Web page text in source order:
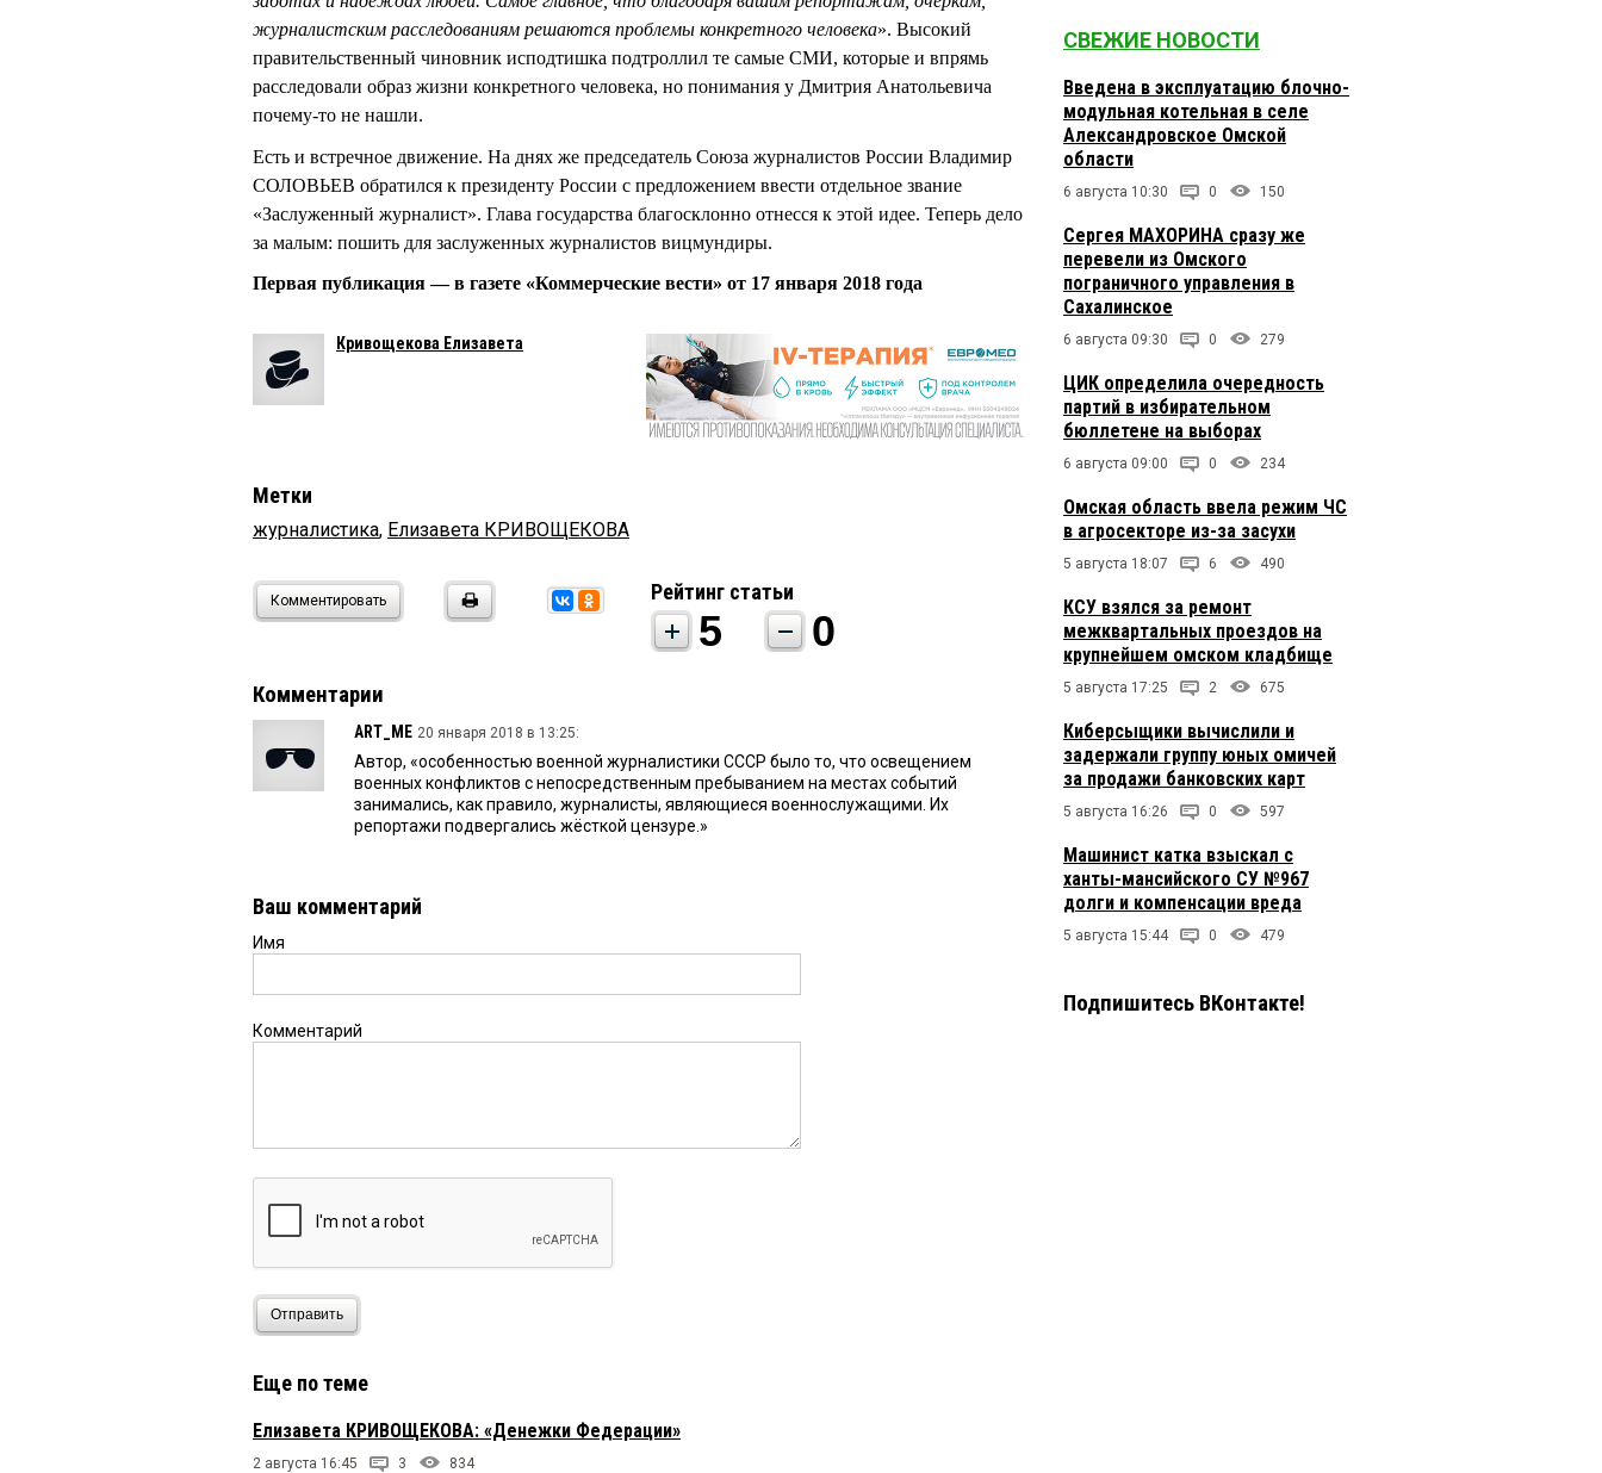
журналистским расследованиям решаются проблемы конкретного человека». Высокий
правительственный чиновник исподтишка подтроллил те самые СМИ, которые и впрямь
расследовали образ жизни конкретного человека, но понимания у Дмитрия Анатольевича
почему-то не нашли.
Есть и встречное движение. На днях же председатель Союза журналистов России Владимир
СОЛОВЬЕВ обратился к президенту России с предложением ввести отдельное звание
«Заслуженный журналист». Глава государства благосклонно отнесся к этой идее. Теперь дело
за малым: пошить для заслуженных журналистов вицмундиры.
Первая публикация — в газете «Коммерческие вести» от 17 января 2018 года
Кривощекова Елизавета
Метки
журналистика, Елизавета КРИВОЩЕКОВА
Комментировать Рейтинг статьи
5 0
Комментарии
ART_ME 20 января 2018 в 13:25:
Автор, «особенностью военной журналистики СССР было то, что освещением
военных конфликтов с непосредственным пребыванием на местах событий
занимались, как правило, журналисты, являющиеся военнослужащими. Их
репортажи подвергались жёсткой цензуре.»
Ваш комментарий
Имя
Комментарий
Отправить
Еще по теме
Елизавета КРИВОЩЕКОВА: «Денежки Федерации»
2 августа 16:45 3 834
СВЕЖИЕ НОВОСТИ
Введена в эксплуатацию блочно-
модульная котельная в селе
Александровское Омской
области
6 августа 10:30 0 150
Сергея МАХОРИНА сразу же
перевели из Омского
пограничного управления в
Сахалинское
6 августа 09:30 0 279
ЦИК определила очередность
партий в избирательном
бюллетене на выборах
6 августа 09:00 0 234
Омская область ввела режим ЧС
в агросекторе из-за засухи
5 августа 18:07 6 490
КСУ взялся за ремонт
межквартальных проездов на
крупнейшем омском кладбище
5 августа 17:25 2 675
Киберсыщики вычислили и
задержали группу юных омичей
за продажи банковских карт
5 августа 16:26 0 597
Машинист катка взыскал с
ханты-мансийского СУ №967
долги и компенсации вреда
5 августа 15:44 0 479
Подпишитесь ВКонтакте!